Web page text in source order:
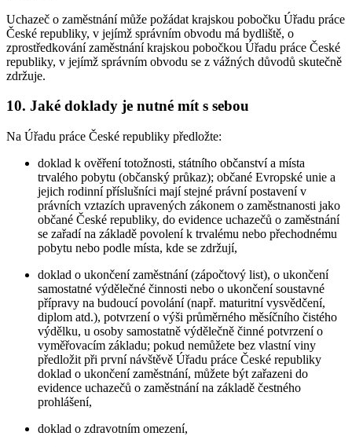
Uchazeč o zaměstnání může požádat krajskou pobočku Úřadu práce
České republiky, v jejímž správním obvodu má bydliště, o
zprostředkování zaměstnání krajskou pobočkou Úřadu práce České
republiky, v jejímž správním obvodu se z vážných důvodů skutečně
zdržuje.
10. Jaké doklady je nutné mít s sebou
Na Úřadu práce České republiky předložte:
doklad k ověření totožnosti, státního občanství a místa
trvalého pobytu (občanský průkaz); občané Evropské unie a
jejich rodinní příslušníci mají stejné právní postavení v
právních vztazích upravených zákonem o zaměstnanosti jako
občané České republiky, do evidence uchazečů o zaměstnání
se zařadí na základě povolení k trvalému nebo přechodnému
pobytu nebo podle místa, kde se zdržují,
doklad o ukončení zaměstnání (zápočtový list), o ukončení
samostatné výdělečné činnosti nebo o ukončení soustavné
přípravy na budoucí povolání (např. maturitní vysvědčení,
diplom atd.), potvrzení o výši průměrného měsíčního čistého
výdělku, u osoby samostatně výdělečně činné potvrzení o
vyměřovacím základu; pokud nemůžete bez vlastní viny
předložit při první návštěvě Úřadu práce České republiky
doklad o ukončení zaměstnání, můžete být zařazeni do
evidence uchazečů o zaměstnání na základě čestného
prohlášení,
doklad o zdravotním omezení,